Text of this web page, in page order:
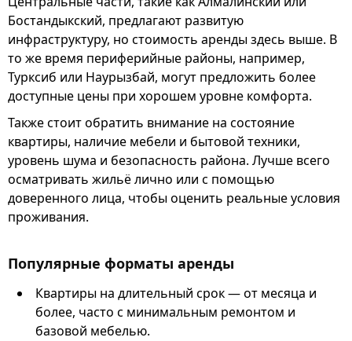
Бостандыкский, предлагают развитую
инфраструктуру, но стоимость аренды здесь выше. В
то же время периферийные районы, например,
Турксиб или Наурызбай, могут предложить более
доступные цены при хорошем уровне комфорта.
Также стоит обратить внимание на состояние
квартиры, наличие мебели и бытовой техники,
уровень шума и безопасность района. Лучше всего
осматривать жильё лично или с помощью
доверенного лица, чтобы оценить реальные условия
проживания.
Популярные форматы аренды
Квартиры на длительный срок — от месяца и
более, часто с минимальным ремонтом и
базовой мебелью.